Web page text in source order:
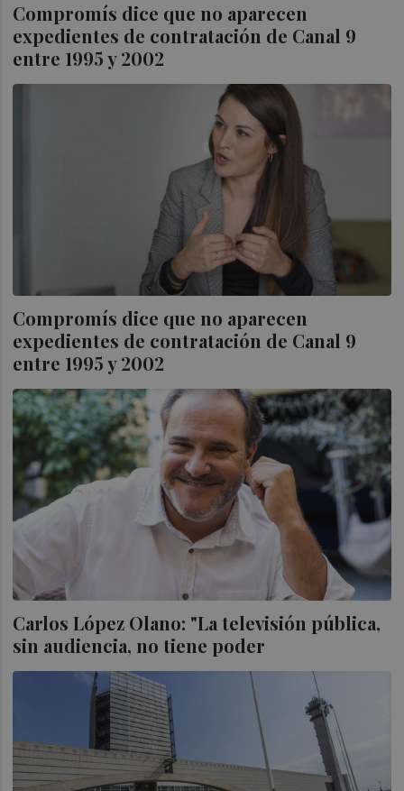
Compromís dice que no aparecen
expedientes de contratación de Canal 9
entre 1995 y 2002
Compromís dice que no aparecen
expedientes de contratación de Canal 9
entre 1995 y 2002
Carlos López Olano: "La televisión pública,
sin audiencia, no tiene poder